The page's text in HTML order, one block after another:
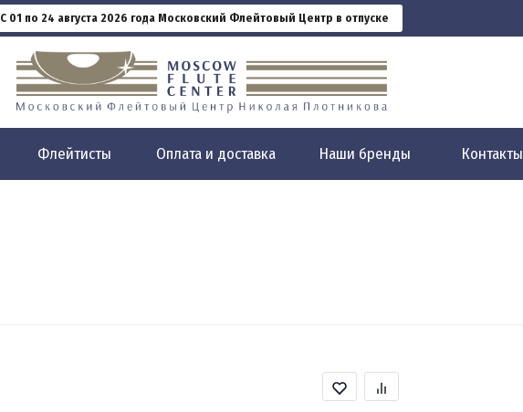
С 01 по 24 августа 2026 года Московский Флейтовый Центр в отпуске
Флейтисты Оплата и доставка Наши бренды Контакты